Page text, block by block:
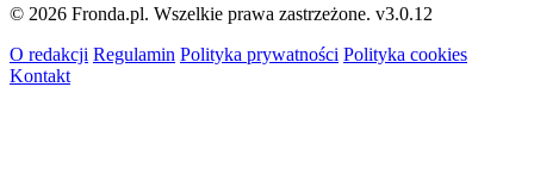
© 2026 Fronda.pl. Wszelkie prawa zastrzeżone. v3.0.12
O redakcji Regulamin Polityka prywatności Polityka cookies
Kontakt